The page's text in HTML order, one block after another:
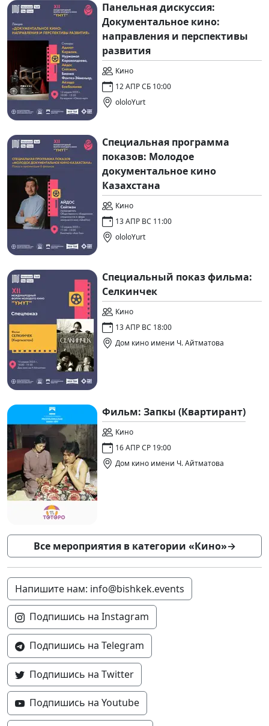
Панельная дискуссия:
Документальное кино:
направления и перспективы
развития
Кино
12 АПР СБ 10:00
ololoYurt
Специальная программа
показов: Молодое
документальное кино
Казахстана
Кино
13 АПР ВС 11:00
ololoYurt
Специальный показ фильма:
Селкинчек
Кино
13 АПР ВС 18:00
Дом кино имени Ч. Айтматова
Фильм: Запкы (Квартирант)
Кино
16 АПР СР 19:00
Дом кино имени Ч. Айтматова
Все мероприятия в категории «Кино»→
Напишите нам: info@bishkek.events
Подпишись на Instagram
Подпишись на Telegram
Подпишись на Twitter
Подпишись на Youtube